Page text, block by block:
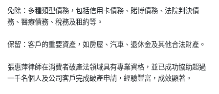
免除：多種類型債務，包括信用卡債務、賭博債務、法院判決債
務、醫療債務、稅務及租約等。
保留：客戶的重要資產，如房屋、汽車、退休金及其他合法財產。
張惠萍律師在消費者破產法領域具有專業資格，並已成功協助超過
一千名個人及公司客戶完成破產申請，經驗豐富，成效顯著。